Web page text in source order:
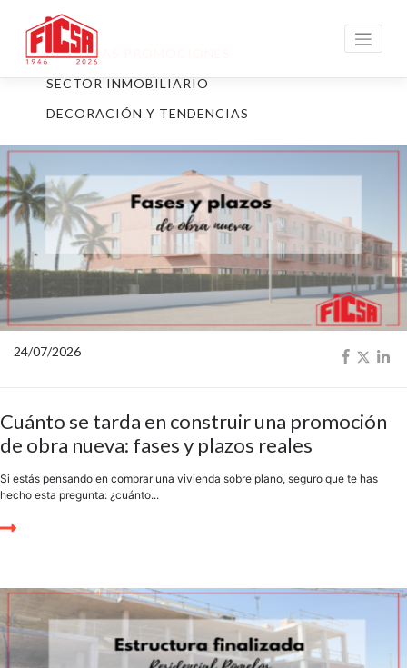
NUESTRAS PROMOCIONES
SECTOR INMOBILIARIO
DECORACIÓN Y TENDENCIAS
24/07/2026
Cuánto se tarda en construir una promoción
de obra nueva: fases y plazos reales
Si estás pensando en comprar una vivienda sobre plano, seguro que te has
hecho esta pregunta: ¿cuánto...